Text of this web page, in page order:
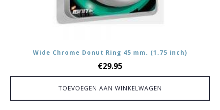
Wide Chrome Donut Ring 45 mm. (1.75 inch)
€29.95
TOEVOEGEN AAN WINKELWAGEN